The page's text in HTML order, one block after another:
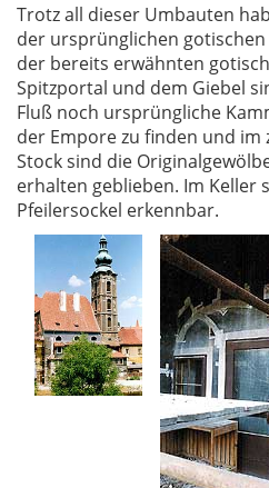
Trotz all dieser Umbauten
der ursprünglichen
der bereits erwähnten
Spitzportal und dem Giebel
Fluß noch ursprüngliche
der Empore zu finden und
Stock sind die
erhalten geblieben. Im Keller
Pfeilersockel erkennbar.